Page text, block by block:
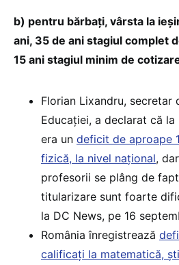
b) pentru bărbați, vârsta la
ani, 35 de ani stagiul complet
15 ani stagiul minim de
Florian Lixandru, secretar
Educației, a declarat că
era un deficit de aproape
fizică, la nivel național,
profesorii se plâng de
titularizare sunt foarte
la DC News, pe 16
România înregistrează
calificați la matematică,